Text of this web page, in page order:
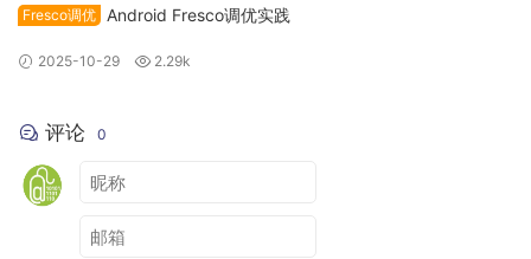
备份和恢复操作。这些应用可通过执行以下操作获取“所有文件
● 使用
操作将用户引导至一个系统设置页面，在该页面上，用户可以
为您的应用启用以下选项：授予所有文件的管理权限。
Fresco调优 Android Fresco调优实践
2025-10-29 2.29k
评论 0